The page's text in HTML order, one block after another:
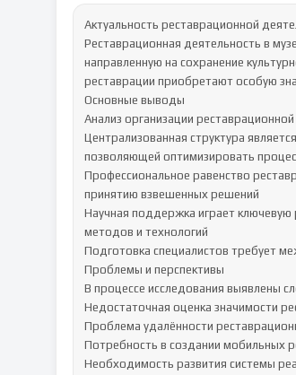
Актуальность реставрационной
Реставрационная деятельность в
направленную на сохранение
реставрации приобретают особую
Основные выводы
Анализ организации
Централизованная структура
позволяющей оптимизировать
Профессиональное равенство
принятию взвешенных решений
Научная поддержка играет ключевую
методов и технологий
Подготовка специалистов требует
Проблемы и перспективы
В процессе исследования выявлены
Недостаточная оценка значимости
Проблема удалённости
Потребность в создании мобильных
Необходимость развития системы